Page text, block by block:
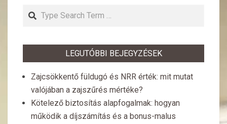
Search
LEGUTÓBBI BEJEGYZÉSEK
Zajcsökkentő füldugó és NRR érték: mit mutat
valójában a zajszűrés mértéke?
Kötelező biztosítás alapfogalmak: hogyan
működik a díjszámítás és a bonus-malus